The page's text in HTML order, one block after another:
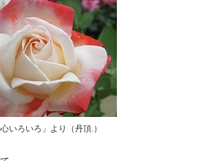
心いろいろ」より（丹頂.）